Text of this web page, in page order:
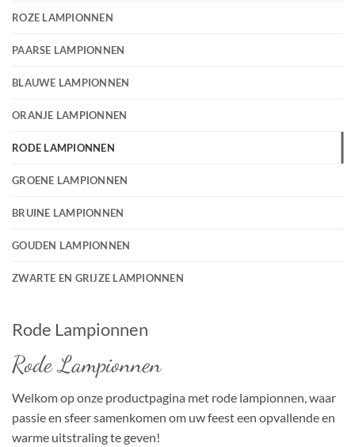
ROZE LAMPIONNEN
PAARSE LAMPIONNEN
BLAUWE LAMPIONNEN
ORANJE LAMPIONNEN
RODE LAMPIONNEN
GROENE LAMPIONNEN
BRUINE LAMPIONNEN
GOUDEN LAMPIONNEN
ZWARTE EN GRIJZE LAMPIONNEN
Rode Lampionnen
Rode Lampionnen
Welkom op onze productpagina met rode lampionnen, waar
passie en sfeer samenkomen om uw feest een opvallende en
warme uitstraling te geven!